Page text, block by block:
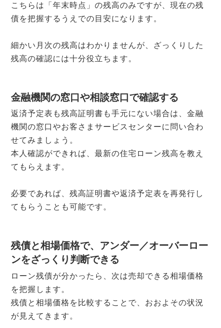
こちらは「年末時点」の残高のみですが、現在の残
債を把握するうえでの目安になります。
細かい月次の残高はわかりませんが、ざっくりした
残高の確認には十分役立ちます。
金融機関の窓口や相談窓口で確認する
返済予定表も残高証明書も手元にない場合は、金融
機関の窓口やお客さまサービスセンターに問い合わ
せてみましょう。
本人確認ができれば、最新の住宅ローン残高を教え
てもらえます。
必要であれば、残高証明書や返済予定表を再発行し
てもらうことも可能です。
残債と相場価格で、アンダー／オーバーロー
ンをざっくり判断できる
ローン残債が分かったら、次は売却できる相場価格
を把握します。
残債と相場価格を比較することで、おおよその状況
が見えてきます。